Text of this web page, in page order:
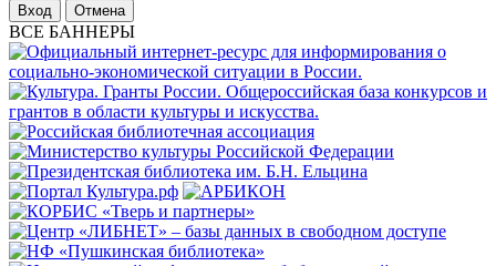
Отмена
ВСЕ БАННЕРЫ